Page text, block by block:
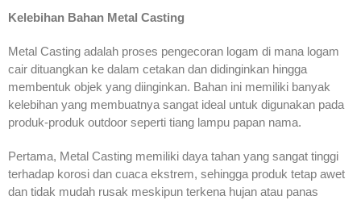
Kelebihan Bahan Metal Casting
Metal Casting adalah proses pengecoran logam di mana logam
cair dituangkan ke dalam cetakan dan didinginkan hingga
membentuk objek yang diinginkan. Bahan ini memiliki banyak
kelebihan yang membuatnya sangat ideal untuk digunakan pada
produk-produk outdoor seperti tiang lampu papan nama.
Pertama, Metal Casting memiliki daya tahan yang sangat tinggi
terhadap korosi dan cuaca ekstrem, sehingga produk tetap awet
dan tidak mudah rusak meskipun terkena hujan atau panas